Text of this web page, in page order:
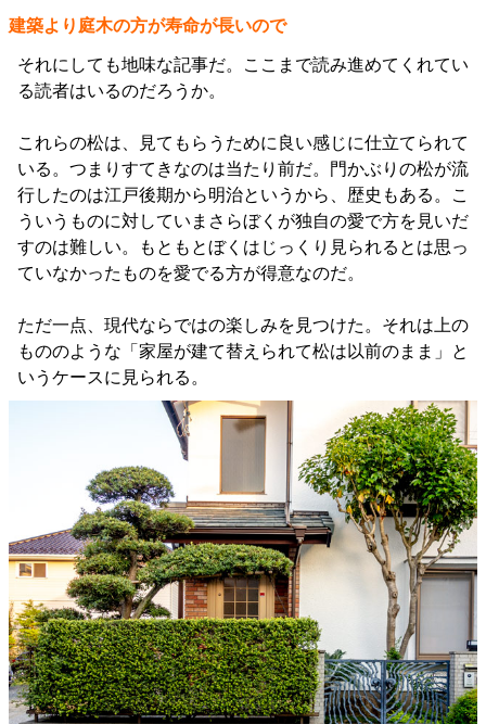
建築より庭木の方が寿命が長いので
それにしても地味な記事だ。ここまで読み進めてくれてい
る読者はいるのだろうか。
これらの松は、見てもらうために良い感じに仕立てられて
いる。つまりすてきなのは当たり前だ。門かぶりの松が流
行したのは江戸後期から明治というから、歴史もある。こ
ういうものに対していまさらぼくが独自の愛で方を見いだ
すのは難しい。もともとぼくはじっくり見られるとは思っ
ていなかったものを愛でる方が得意なのだ。
ただ一点、現代ならではの楽しみを見つけた。それは上の
もののような「家屋が建て替えられて松は以前のまま」と
いうケースに見られる。